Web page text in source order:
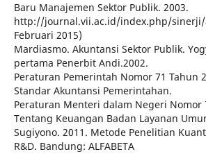
Baru Manajemen Sektor Publik. 2003.
http://journal.vii.ac.id/index.php/sinerji/
Februari 2015)
Mardiasmo. Akuntansi Sektor Publik.
pertama Penerbit Andi.2002.
Peraturan Pemerintah Nomor 71 Tahun
Standar Akuntansi Pemerintahan.
Peraturan Menteri dalam Negeri Nomor
Tentang Keuangan Badan Layanan
Sugiyono. 2011. Metode Penelitian
R&D. Bandung: ALFABETA